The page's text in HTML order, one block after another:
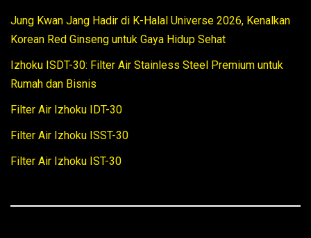
Jung Kwan Jang Hadir di K-Halal Universe 2026, Kenalkan
Korean Red Ginseng untuk Gaya Hidup Sehat
Izhoku ISDT-30: Filter Air Stainless Steel Premium untuk
Rumah dan Bisnis
Filter Air Izhoku IDT-30
Filter Air Izhoku ISST-30
Filter Air Izhoku IST-30